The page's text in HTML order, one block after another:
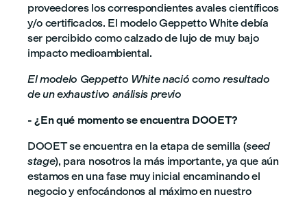
proveedores los correspondientes avales científicos
y/o certificados. El modelo Geppetto White debía
ser percibido como calzado de lujo de muy bajo
impacto medioambiental.
El modelo Geppetto White nació como resultado
de un exhaustivo análisis previo
- ¿En qué momento se encuentra DOOET?
DOOET se encuentra en la etapa de semilla (seed
stage), para nosotros la más importante, ya que aún
estamos en una fase muy inicial encaminando el
negocio y enfocándonos al máximo en nuestro